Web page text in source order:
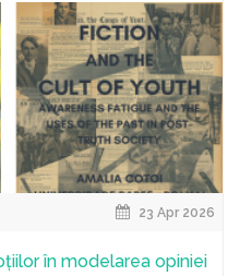
23 Apr 2026
în modelarea opiniei